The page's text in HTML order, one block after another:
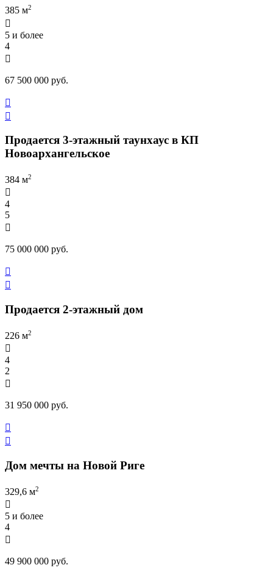
385 м2

5 и более
4

67 500 000 руб.


Продается 3-этажный таунхаус в КП
Новоархангельское
384 м2

4
5

75 000 000 руб.


Продается 2-этажный дом
226 м2

4
2

31 950 000 руб.


Дом мечты на Новой Риге
329,6 м2

5 и более
4

49 900 000 руб.